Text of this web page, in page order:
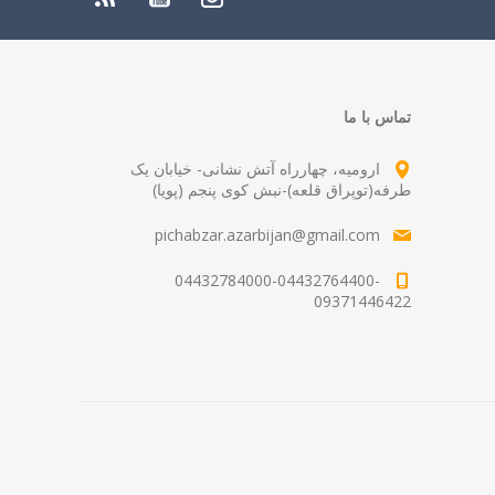
تماس با ما
ارومیه، چهارراه آتش نشانی- خیابان یک
طرفه(توپراق قلعه)-نبش کوی پنجم (پویا)
pichabzar.azarbijan@gmail.com
04432784000-04432764400-
09371446422